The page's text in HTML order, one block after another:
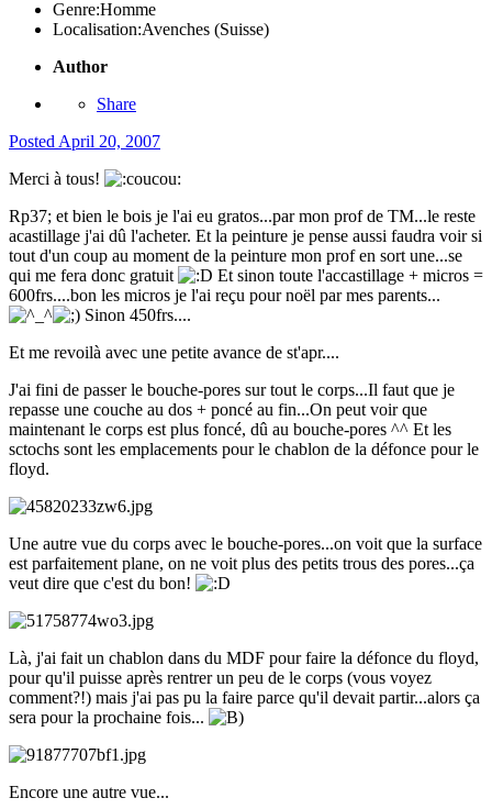
Genre:Homme
Localisation:Avenches (Suisse)
Author
Share
Posted April 20, 2007
Merci à tous!
Rp37; et bien le bois je l'ai eu gratos...par mon prof de TM...le reste
acastillage j'ai dû l'acheter. Et la peinture je pense aussi faudra voir si
tout d'un coup au moment de la peinture mon prof en sort une...se
qui me fera donc gratuit
Et sinon toute l'accastillage + micros =
600frs....bon les micros je l'ai reçu pour noël par mes parents...
Sinon 450frs....
Et me revoilà avec une petite avance de st'apr....
J'ai fini de passer le bouche-pores sur tout le corps...Il faut que je
repasse une couche au dos + poncé au fin...On peut voir que
maintenant le corps est plus foncé, dû au bouche-pores ^^ Et les
sctochs sont les emplacements pour le chablon de la défonce pour le
floyd.
Une autre vue du corps avec le bouche-pores...on voit que la surface
est parfaitement plane, on ne voit plus des petits trous des pores...ça
veut dire que c'est du bon!
Là, j'ai fait un chablon dans du MDF pour faire la défonce du floyd,
pour qu'il puisse après rentrer un peu de le corps (vous voyez
comment?!) mais j'ai pas pu la faire parce qu'il devait partir...alors ça
sera pour la prochaine fois...
Encore une autre vue...